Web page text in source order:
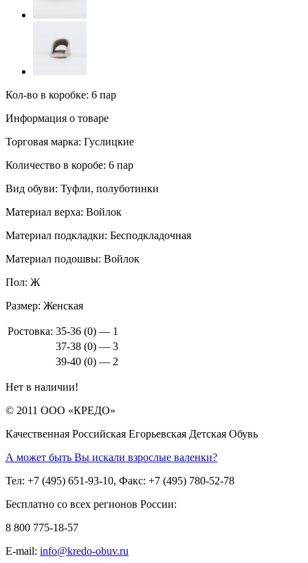
Кол-во в коробке: 6 пар
Информация о товаре
Торговая марка: Гуслицкие
Количество в коробе: 6 пар
Вид обуви: Туфли, полуботинки
Материал верха: Войлок
Материал подкладки: Бесподкладочная
Материал подошвы: Войлок
Пол: Ж
Размер: Женская
Ростовка: 35-36 (0) — 1
37-38 (0) — 3
39-40 (0) — 2
Нет в наличии!
© 2011 ООО «КРЕДО»
Качественная Российская Егорьевская Детская Обувь
А может быть Вы искали взрослые валенки?
Тел: +7 (495) 651-93-10, Факс: +7 (495) 780-52-78
Бесплатно со всех регионов России:
8 800 775-18-57
E-mail: info@kredo-obuv.ru